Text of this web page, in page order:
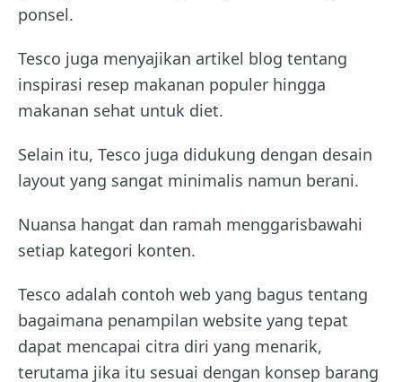
ponsel.
Tesco juga menyajikan artikel blog tentang
inspirasi resep makanan populer hingga
makanan sehat untuk diet.
Selain itu, Tesco juga didukung dengan desain
layout yang sangat minimalis namun berani.
Nuansa hangat dan ramah menggarisbawahi
setiap kategori konten.
Tesco adalah contoh web yang bagus tentang
bagaimana penampilan website yang tepat
dapat mencapai citra diri yang menarik,
terutama jika itu sesuai dengan konsep barang